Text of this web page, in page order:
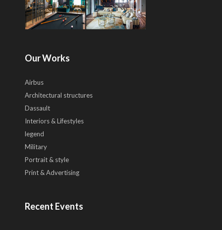
Our Works
Airbus
Architectural structures
Dassault
Interiors & Lifestyles
legend
Military
Portrait & style
Print & Advertising
Recent Events